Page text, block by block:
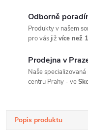
Odborně
Produkty v našem
pro vás již více než
Prodejna v
Naše
centru Prahy - ve
Popis produktu